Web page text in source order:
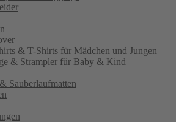
& T-Shirts für Mädchen und Jungen
& Strampler für Baby & Kind
Sauberlaufmatten